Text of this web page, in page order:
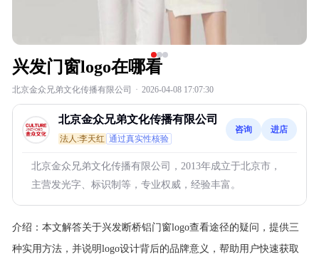
兴发门窗logo在哪看
北京金众兄弟文化传播有限公司 · 2026-04-08 17:07:30
北京金众兄弟文化传播有限公司
法人:李天红 通过真实性核验
咨询 进店
北京金众兄弟文化传播有限公司，2013年成立于北京市，
主营发光字、标识制等，专业权威，经验丰富。
介绍： 本文解答关于兴发断桥铝门窗logo查看途径的疑问，提供三
种实用方法，并说明logo设计背后的品牌意义，帮助用户快速获取